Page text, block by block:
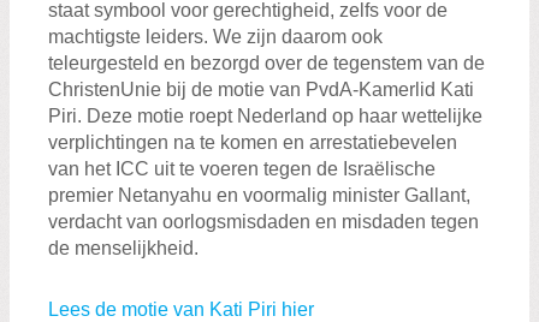
staat symbool voor gerechtigheid, zelfs voor de
machtigste leiders. We zijn daarom ook
teleurgesteld en bezorgd over de tegenstem van de
ChristenUnie bij de motie van PvdA-Kamerlid Kati
Piri. Deze motie roept Nederland op haar wettelijke
verplichtingen na te komen en arrestatiebevelen
van het ICC uit te voeren tegen de Israëlische
premier Netanyahu en voormalig minister Gallant,
verdacht van oorlogsmisdaden en misdaden tegen
de menselijkheid.
Lees de motie van Kati Piri hier